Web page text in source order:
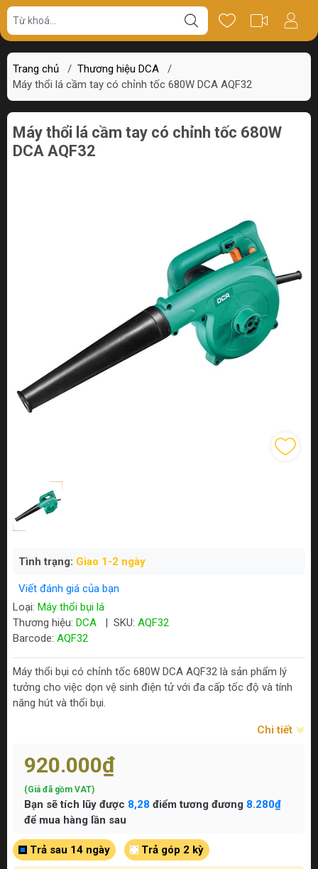
Trang chủ / Thương hiệu DCA
/
Máy thổi lá cầm tay có chỉnh tốc 680W DCA AQF32
Giá bán Thông số Review
Máy thổi lá cầm tay có chỉnh tốc 680W
DCA AQF32
Tình trạng: Giao 1-2 ngày
Viết đánh giá của bạn
Loại: Máy thổi bụi lá
Thương hiệu: DCA SKU: AQF32
Barcode: AQF32
Máy thổi bụi có chỉnh tốc 680W DCA AQF32 là sản phẩm lý
tưởng cho việc dọn vệ sinh điện tử với đa cấp tốc độ và tính
năng hút và thổi bụi.
Chi tiết
920.000₫
(Giá đã gồm VAT)
Bạn sẽ tích lũy được 8,28 điểm tương đương 8.280₫
để mua hàng lần sau
Trả sau 14 ngày Trả góp 2 kỳ